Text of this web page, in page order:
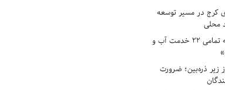
کرج در مسیر توسعه
محلی
آبفای البرز پیشتاز شد؛ ارائه تمامی ۲۲ خدمت آب و
زیر ذره‌بین؛ ضرورت